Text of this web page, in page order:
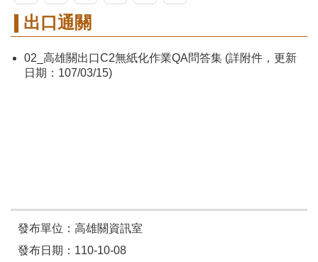
出口通關
02_高雄關出口C2無紙化作業QA問答集 (詳附件，更新
日期：107/03/15)
發布單位：高雄關資訊室
發布日期：110-10-08